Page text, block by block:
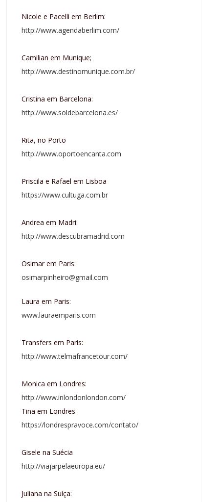
Nicole e Pacelli em Berlim:
http://www.agendaberlim.com/
Camilian em Munique;
http://www.destinomunique.com.br/
Cristina em Barcelona:
http://www.soldebarcelona.es/
Rita, no Porto
http://www.oportoencanta.com
Priscila e Rafael em Lisboa
https://www.cultuga.com.br
Andrea em Madri:
http://www.descubramadrid.com
Osimar em Paris:
osimarpinheiro@gmail.com
Laura em Paris:
www.lauraemparis.com
Transfers em Paris:
http://www.telmafrancetour.com/
Monica em Londres:
http://www.inlondonlondon.com/
Tina em Londres
https://londrespravoce.com/contato/
Gisele na Suécia
http://viajarpelaeuropa.eu/
Juliana na Suíça: